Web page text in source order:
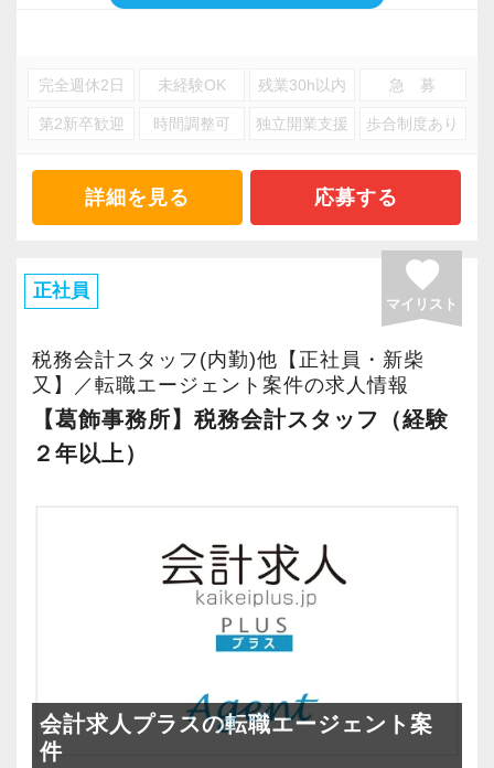
ルを磨き、監査のスペシャリストとして成長
監査担当（約10件） ＋ 正確な処理能力を活
かし、決算業務のスペシャリストに → 高い
集中力と分析力で、複雑な決算も正確・迅速に
あなたの「得意」や「好き」も、ここで必ず活
「監査担当＋〇〇」というキャリアのかたち
は、無限大です。
【充実した研修体制／気づけば、経営のプロ
身につけるのは、想像以上に大変なことです。
私たちは、そんな不安を払拭するために、成長
をしっかりサポートする研修体制を整えていま
算書の作成方法など、現場で役立つスキルを体
系的に学べます。
完全週休2日 未経験OK 残業30h以内 急 募
第2新卒歓迎 時間調整可 独立開業支援 歩合制度あり
詳細を見る 応募する
正社員 favorite
マイリスト
税務会計スタッフ(内勤)他【正社員・新柴
又】／転職エージェント案件の求人情報
【葛飾事務所】税務会計スタッフ（経験
２年以上）
会計求人プラスの転職エージェント案
件